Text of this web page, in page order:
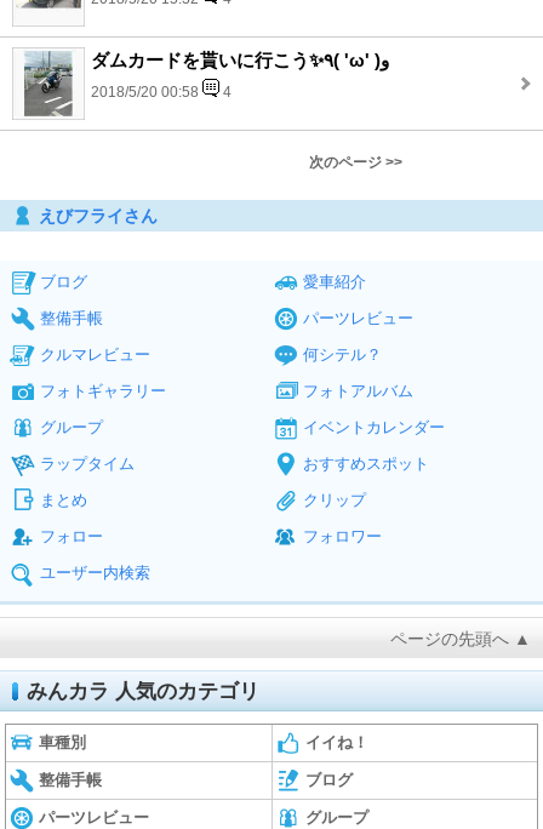
ダムカードを貰いに行こう✨٩( 'ω' )و
2018/5/20 00:58 4
次のページ >>
えびフライさん
ブログ
愛車紹介
整備手帳
パーツレビュー
クルマレビュー
何シテル？
フォトギャラリー
フォトアルバム
グループ
イベントカレンダー
ラップタイム
おすすめスポット
まとめ
クリップ
フォロー
フォロワー
ユーザー内検索
ページの先頭へ ▲
みんカラ 人気のカテゴリ
車種別 イイね！
整備手帳 ブログ
パーツレビュー グループ